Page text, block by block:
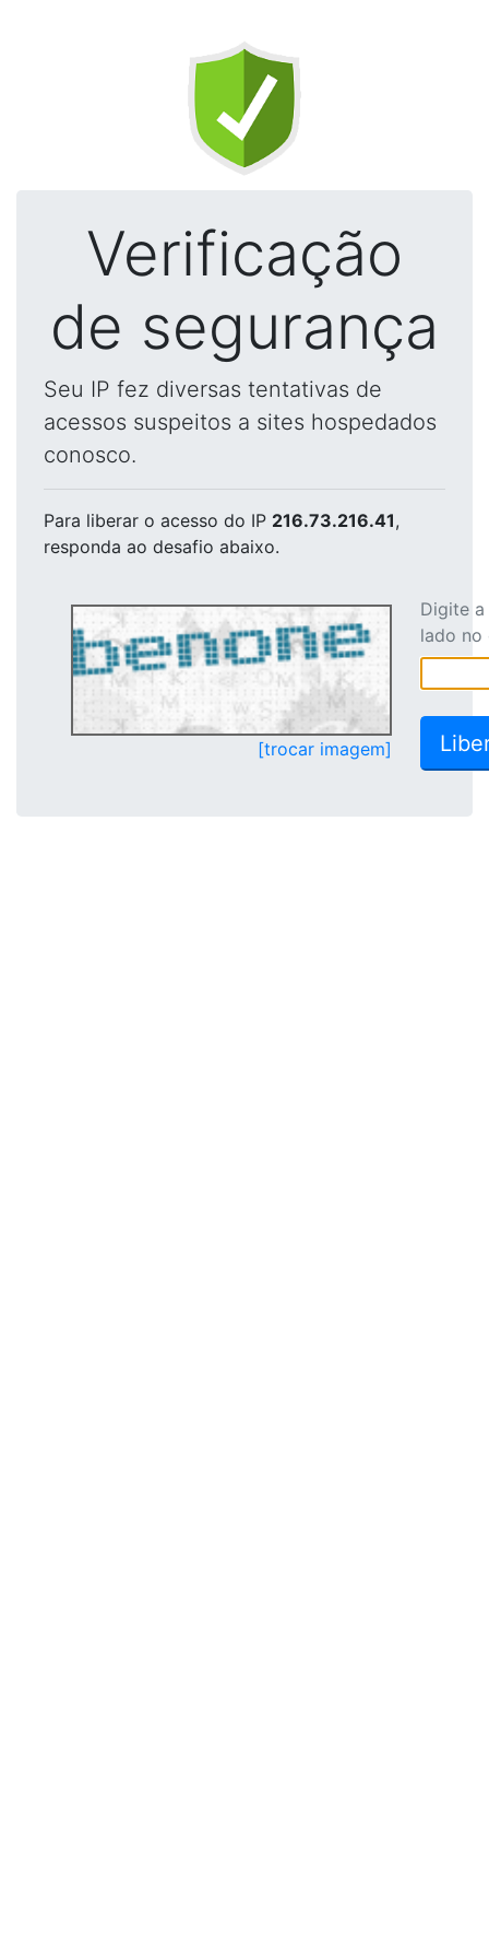
Verificação
de segurança
Seu IP fez diversas tentativas de
acessos suspeitos a sites hospedados
conosco.
Para liberar o acesso do IP 216.73.216.41,
responda ao desafio abaixo.
[trocar imagem]
Digite
lado no